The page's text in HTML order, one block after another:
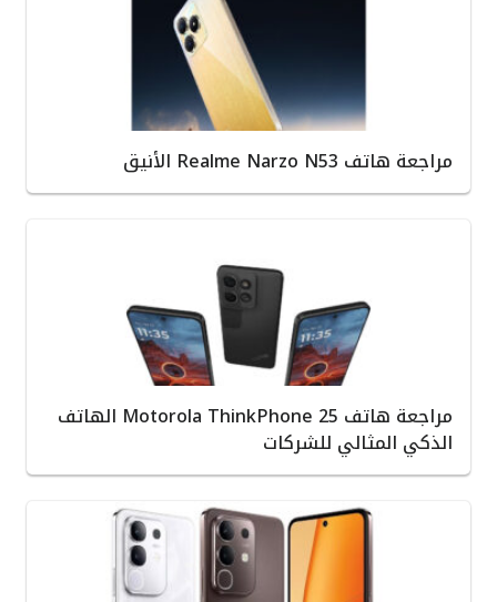
مراجعة هاتف Realme Narzo N53 الأنيق
مراجعة هاتف Motorola ThinkPhone 25 الهاتف
الذكي المثالي للشركات